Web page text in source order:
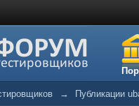
→ Публикации